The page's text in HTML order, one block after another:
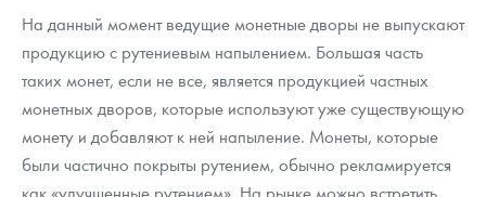
На данный момент ведущие монетные дворы не выпускают
продукцию с рутениевым напылением. Большая часть
таких монет, если не все, является продукцией частных
монетных дворов, которые используют уже существующую
монету и добавляют к ней напыление. Монеты, которые
были частично покрыты рутением, обычно рекламируется